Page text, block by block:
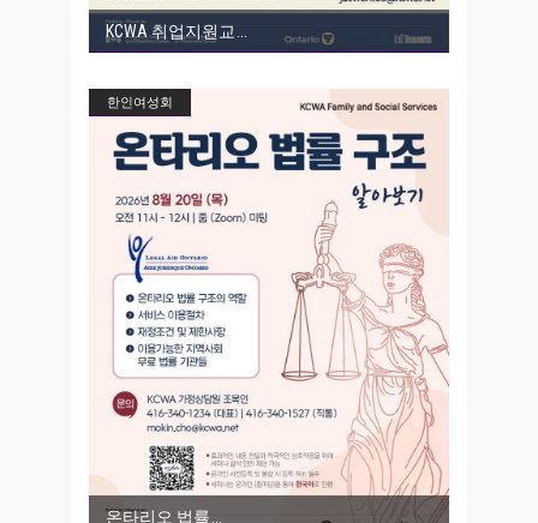
KCWA 취업지원교
한인여성회
온타리오 법률